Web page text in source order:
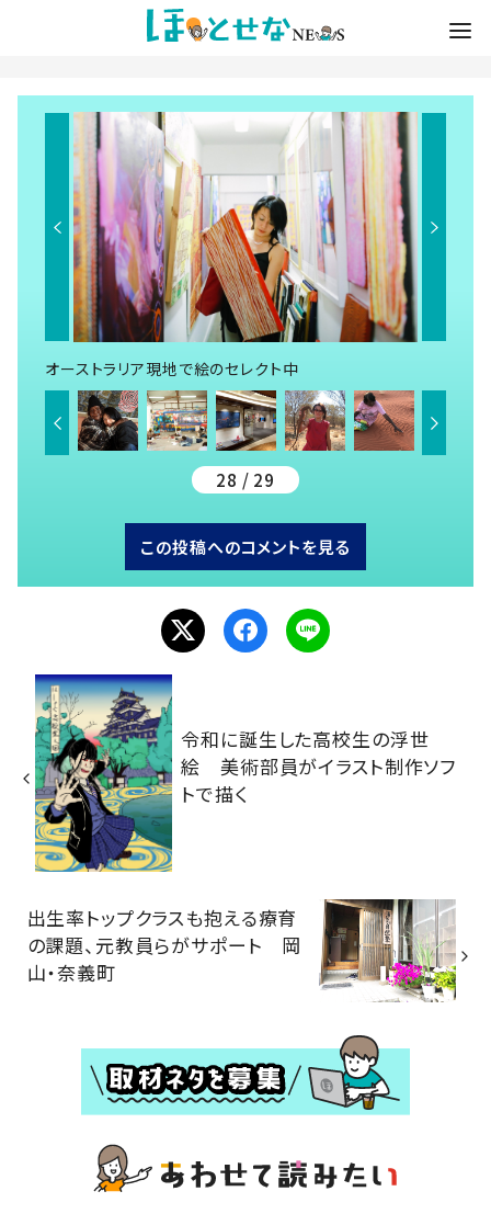
オーストラリア現地で絵のセレクト中
28 / 29
この投稿へのコメントを見る
令和に誕生した高校生の浮世
絵 美術部員がイラスト制作ソフ
トで描く
出生率トップクラスも抱える療育
の課題、元教員らがサポート 岡
山・奈義町